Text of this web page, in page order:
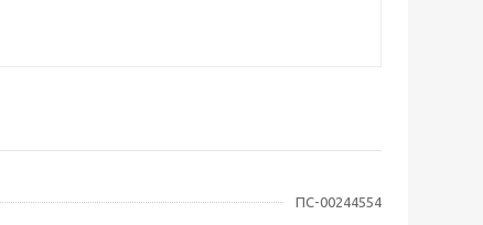
ПС-00244554